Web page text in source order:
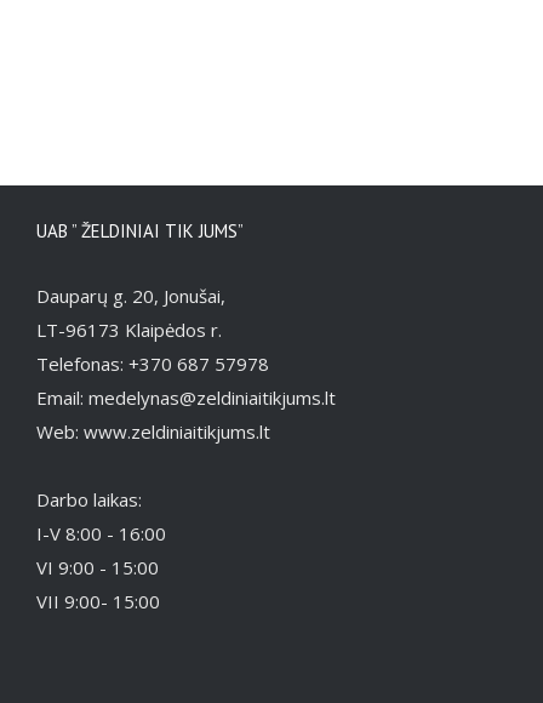
UAB ” ŽELDINIAI TIK JUMS”
Dauparų g. 20, Jonušai,
LT-96173 Klaipėdos r.
Telefonas: +370 687 57978
Email: medelynas@zeldiniaitikjums.lt
Web: www.zeldiniaitikjums.lt
Darbo laikas:
I-V 8:00 - 16:00
VI 9:00 - 15:00
VII 9:00- 15:00